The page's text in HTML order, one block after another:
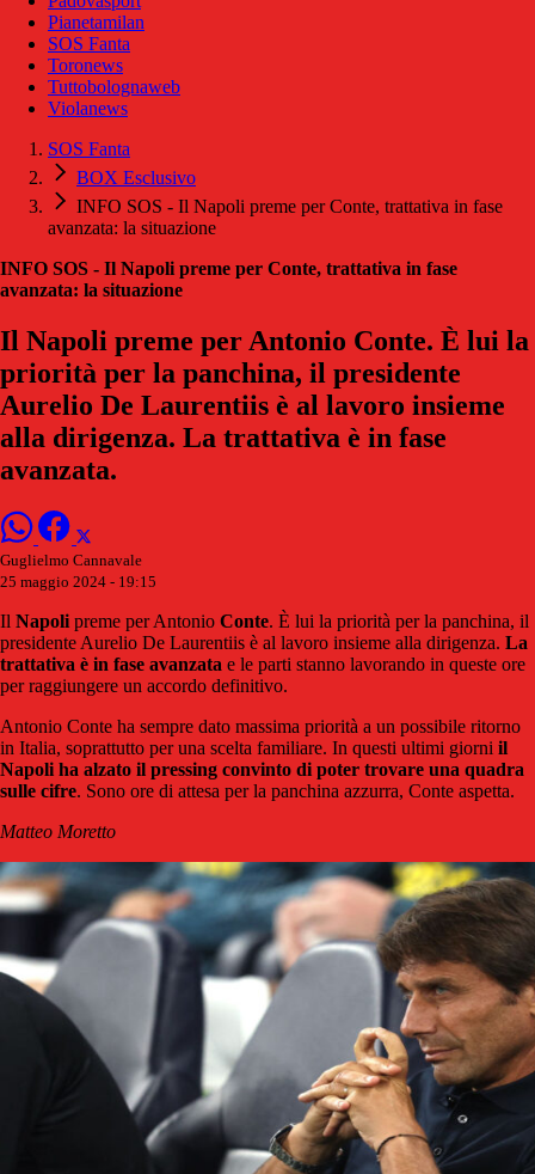
Pianetamilan
SOS Fanta
Toronews
Tuttobolognaweb
Violanews
SOS Fanta
BOX Esclusivo
INFO SOS - Il Napoli preme per Conte, trattativa in fase
avanzata: la situazione
INFO SOS - Il Napoli preme per Conte, trattativa in fase
avanzata: la situazione
Il Napoli preme per Antonio Conte. È lui la
priorità per la panchina, il presidente
Aurelio De Laurentiis è al lavoro insieme
alla dirigenza. La trattativa è in fase
avanzata.
Guglielmo Cannavale
25 maggio 2024 - 19:15
Il Napoli preme per Antonio Conte. È lui la priorità per la panchina, il
presidente Aurelio De Laurentiis è al lavoro insieme alla dirigenza. La
trattativa è in fase avanzata e le parti stanno lavorando in queste ore
per raggiungere un accordo definitivo.
Antonio Conte ha sempre dato massima priorità a un possibile ritorno
in Italia, soprattutto per una scelta familiare. In questi ultimi giorni il
Napoli ha alzato il pressing convinto di poter trovare una quadra
sulle cifre. Sono ore di attesa per la panchina azzurra, Conte aspetta.
Matteo Moretto